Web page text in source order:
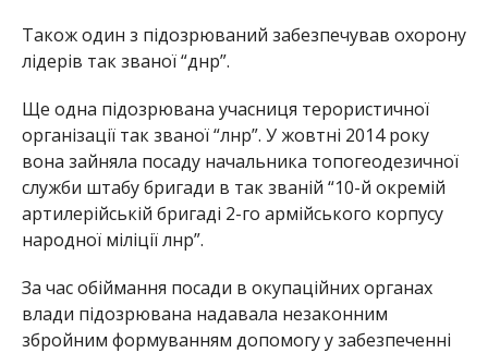
Також один з підозрюваний забезпечував охорону
лідерів так званої “днр”.
Ще одна підозрювана учасниця терористичної
організації так званої “лнр”. У жовтні 2014 року
вона зайняла посаду начальника топогеодезичної
служби штабу бригади в так званій “10-й окремій
артилерійській бригаді 2-го армійського корпусу
народної міліції лнр”.
За час обіймання посади в окупаційних органах
влади підозрювана надавала незаконним
збройним формуванням допомогу у забезпеченні